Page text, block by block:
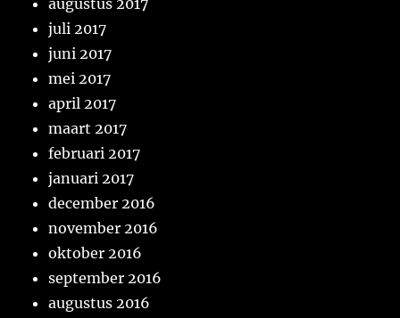
augustus 2017
juli 2017
juni 2017
mei 2017
april 2017
maart 2017
februari 2017
januari 2017
december 2016
november 2016
oktober 2016
september 2016
augustus 2016